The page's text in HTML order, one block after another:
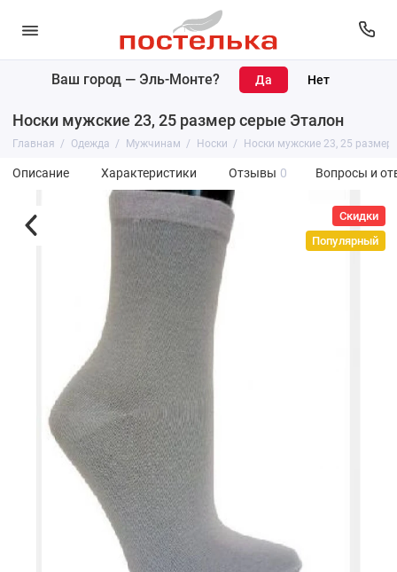
Ваш город — Эль-Монте?
Носки мужские 23, 25 размер серые Эталон
Главная Одежда Мужчинам Носки Носки мужские 23, 25 размер
Описание Характеристики Отзывы 0 Вопросы и
Скидки
Популярный